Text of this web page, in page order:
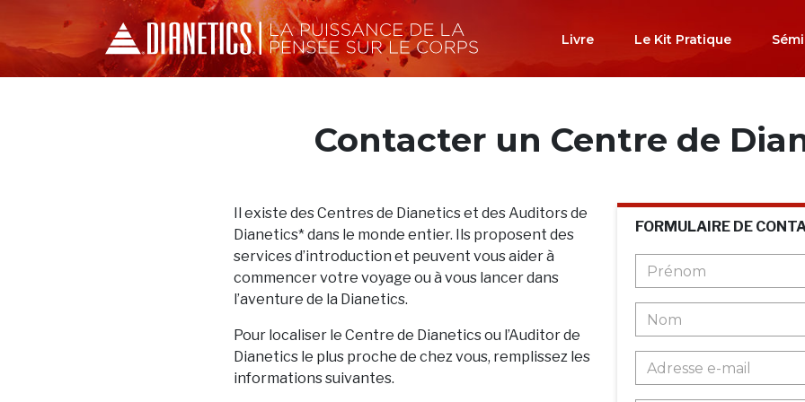
Livre Le Kit Pratique
Contacter un Centre de
Il existe des Centres de Dianetics et des Auditors de
Dianetics* dans le monde entier. Ils proposent des
services d’introduction et peuvent vous aider à
commencer votre voyage ou à vous lancer dans
l’aventure de la Dianetics.
Pour localiser le Centre de Dianetics ou l’Auditor de
Dianetics le plus proche de chez vous, remplissez les
informations suivantes.
FORMULAIRE DE